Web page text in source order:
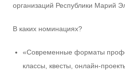
организаций Республики Марий
В каких номинациях?
«Современные форматы
классы, квесты, онлайн-